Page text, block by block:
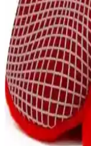
Doğal
Ella Bonna polar
sıcak tutan ve güvenli
ettiği şık ve
Gezer Kışlık
Karşılaştırması
Bu makalede, Gezer'in
malzeme, konfor ve
karşılaştırılıyor.